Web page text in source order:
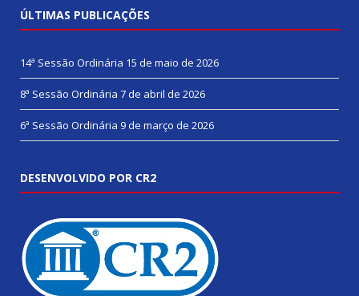
ÚLTIMAS PUBLICAÇÕES
14ª Sessão Ordinária 15 de maio de 2026
8ª Sessão Ordinária 7 de abril de 2026
6ª Sessão Ordinária 9 de março de 2026
DESENVOLVIDO POR CR2